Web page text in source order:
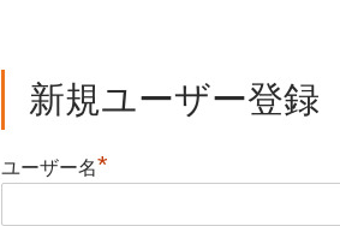
新規ユーザー登録
ユーザー名*